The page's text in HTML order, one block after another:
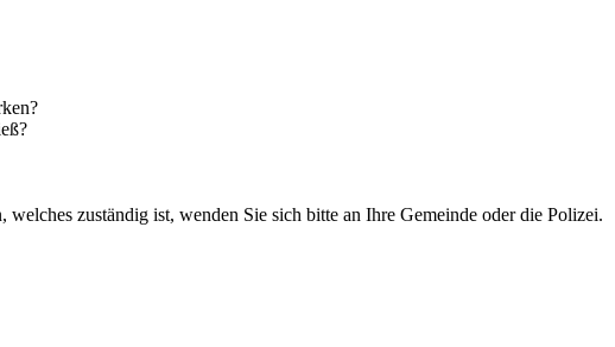
zuständig ist, wenden Sie sich bitte an Ihre Gemeinde oder die Polizei.